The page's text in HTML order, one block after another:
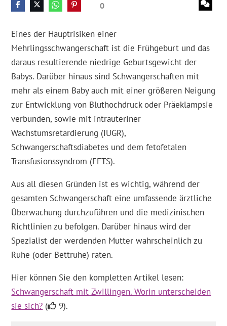
0
Eines der Hauptrisiken einer
Mehrlingsschwangerschaft ist die Frühgeburt und das
daraus resultierende niedrige Geburtsgewicht der
Babys. Darüber hinaus sind Schwangerschaften mit
mehr als einem Baby auch mit einer größeren Neigung
zur Entwicklung von Bluthochdruck oder Präeklampsie
verbunden, sowie mit intrauteriner
Wachstumsretardierung (IUGR),
Schwangerschaftsdiabetes und dem fetofetalen
Transfusionssyndrom (FFTS).
Aus all diesen Gründen ist es wichtig, während der
gesamten Schwangerschaft eine umfassende ärztliche
Überwachung durchzuführen und die medizinischen
Richtlinien zu befolgen. Darüber hinaus wird der
Spezialist der werdenden Mutter wahrscheinlich zu
Ruhe (oder Bettruhe) raten.
Hier können Sie den kompletten Artikel lesen:
Schwangerschaft mit Zwillingen. Worin unterscheiden
sie sich? ( 9).